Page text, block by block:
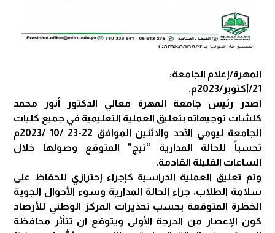
المهرة/إعلام الجامعة:
21/أكتوبر/2023م.
اصدر رئيس جامعة المهرة معالي الدكتور أنور محمد
كلشات توجيهاته بتعليق العملية التعليمية في جميع كليات
الجامعة ليومي الأحد والاثنين الموافق 22-23 /10 /2023م
تحسباً للحالة المدارية “تيج” المتوقع وصولها خلال
الساعات القليلة القادمة.
وتم تعليق العملية الدراسية كإجراء إحترازي للحفاظ على
سلامة الطلاب، جراء الحالة المدارية وسوء الأحوال الجوية
الخطرة المتوقعة بحسب تحذيرات المركز الوطني للأرصاد
كون الإعصار من الدرجة الأولى ويتوقع ان تتأثر محافظة